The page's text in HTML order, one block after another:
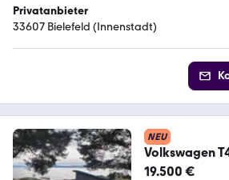
Privatanbieter
33607 Bielefeld (Innenstadt)
NEU
Volkswagen
mit H-
19.500 €